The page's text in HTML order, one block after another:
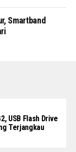
Smartband
USB Flash Drive
Terjangkau